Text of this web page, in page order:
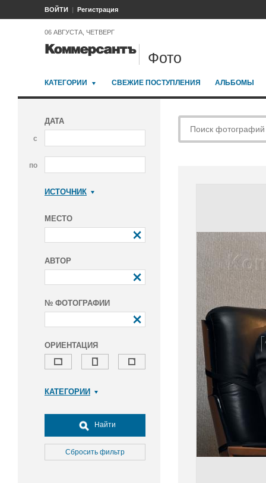
ВОЙТИ Регистрация
06 АВГУСТА, ЧЕТВЕРГ
Фото
КАТЕГОРИИ СВЕЖИЕ ПОСТУПЛЕНИЯ АЛЬБОМЫ
ДАТА
с
по
ИСТОЧНИК
МЕСТО
АВТОР
№ ФОТОГРАФИИ
ОРИЕНТАЦИЯ
КАТЕГОРИИ
Досуг, туризм и отдых
Культура
Медицина
Найти
Сбросить фильтр